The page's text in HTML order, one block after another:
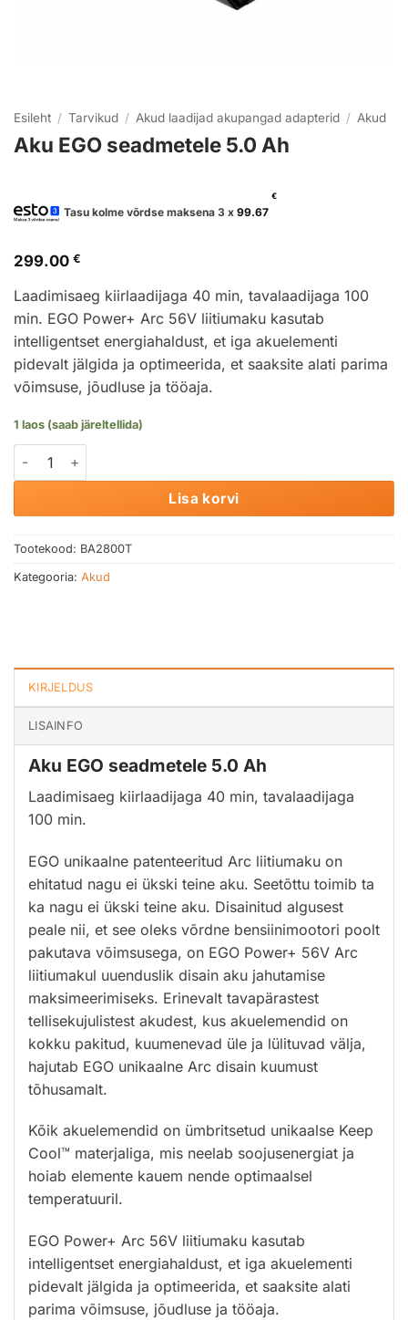
Esileht / Tarvikud / Akud laadijad akupangad adapterid / Akud
Aku EGO seadmetele 5.0 Ah
Tasu kolme võrdse maksena 3 x 99.67
€
299.00 €
Laadimisaeg kiirlaadijaga 40 min, tavalaadijaga 100
min. EGO Power+ Arc 56V liitiumaku kasutab
intelligentset energiahaldust, et iga akuelementi
pidevalt jälgida ja optimeerida, et saaksite alati parima
võimsuse, jõudluse ja tööaja.
1 laos (saab järeltellida)
Aku EGO seadmetele 5.0 Ah kogus
Lisa korvi
Tootekood: BA2800T
Kategooria: Akud
KIRJELDUS
LISAINFO
Aku EGO seadmetele 5.0 Ah
Laadimisaeg kiirlaadijaga 40 min, tavalaadijaga
100 min.
EGO unikaalne patenteeritud Arc liitiumaku on
ehitatud nagu ei ükski teine aku. Seetõttu toimib ta
ka nagu ei ükski teine aku. Disainitud algusest
peale nii, et see oleks võrdne bensiinimootori poolt
pakutava võimsusega, on EGO Power+ 56V Arc
liitiumakul uuenduslik disain aku jahutamise
maksimeerimiseks. Erinevalt tavapärastest
tellisekujulistest akudest, kus akuelemendid on
kokku pakitud, kuumenevad üle ja lülituvad välja,
hajutab EGO unikaalne Arc disain kuumust
tõhusamalt.
Kõik akuelemendid on ümbritsetud unikaalse Keep
Cool™ materjaliga, mis neelab soojusenergiat ja
hoiab elemente kauem nende optimaalsel
temperatuuril.
EGO Power+ Arc 56V liitiumaku kasutab
intelligentset energiahaldust, et iga akuelementi
pidevalt jälgida ja optimeerida, et saaksite alati
parima võimsuse, jõudluse ja tööaja.